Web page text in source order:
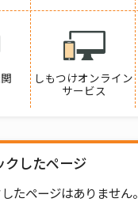
しもつけオンライン
サービス
クしたページ
たページはありません。